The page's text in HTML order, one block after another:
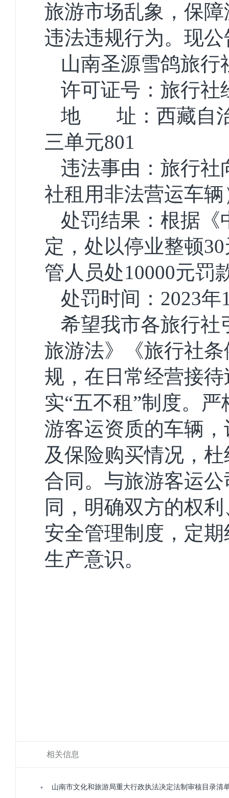
旅游市场乱象，保
违法违规行为。现
山南圣源雪鸽旅行
许可证号：旅行社
地 址：西藏自治
三单元801
违法事由：旅行社
社租用非法营运车辆
处罚结果：根据《
定，处以停业整顿
管人员处10000元罚
处罚时间：2023年
希望我市各旅行社
旅游法》《旅行社
规，在日常经营接
实“五不租”制度。
游客运资质的车辆
及保险购买情况，
合同。与旅游客运
同，明确双方的权
安全管理制度，定
生产意识。
相关信息
山南市文化和旅游局重大行政执法决定法制审核目录清